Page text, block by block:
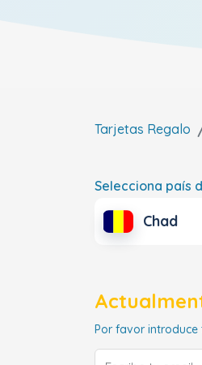
Tarjetas Regalo
Selecciona país
Chad
Por favor introduce